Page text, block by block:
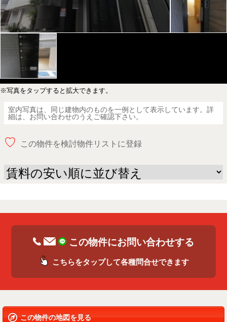
※写真をタップすると拡大できます。
室内写真は、同じ建物内のものを一例として表示しています。詳
細は、お問い合わせのうえご確認下さい。
♡ この物件を検討物件リストに登録
この物件にお問い合わせする
こちらをタップして各種問合せできます
この物件の地図を見る